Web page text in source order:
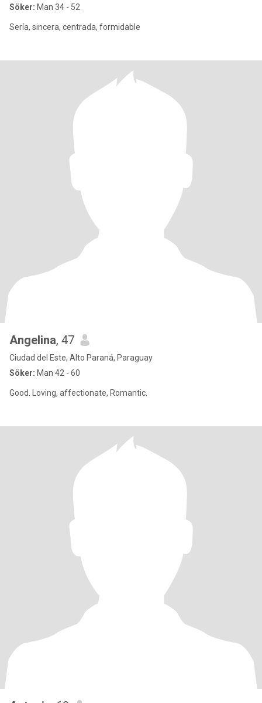
Söker: Man 34 - 52
Sería, sincera, centrada, formidable
Angelina, 47
Ciudad del Este, Alto Paraná, Paraguay
Söker: Man 42 - 60
Good. Loving, affectionate, Romantic.